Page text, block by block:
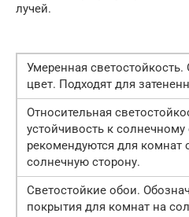
лучей.
Умеренная
цвет. Подходят для
Относительная
устойчивость к солнечному
рекомендуются для комнат
солнечную сторону.
Светостойкие обои.
покрытия для комнат на